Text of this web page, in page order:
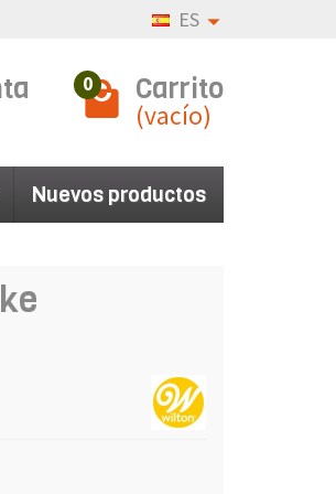
ES
0 Carrito
(vacío)
Nuevos productos